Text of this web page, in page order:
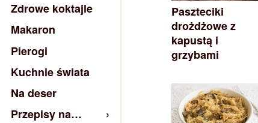
Paszteciki
drożdżowe z
kapustą i
grzybami
Zdrowe koktajle
Makaron
Pierogi
Kuchnie świata
Na deser
Przepisy na…